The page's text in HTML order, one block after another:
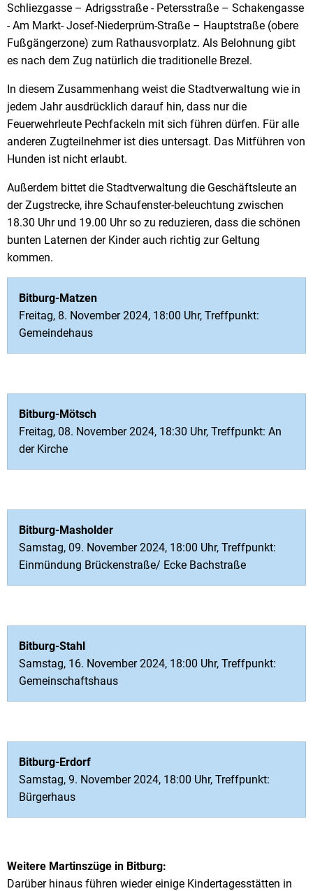
Schliezgasse – Adrigsstraße - Petersstraße – Schakengasse
- Am Markt- Josef-Niederprüm-Straße – Hauptstraße (obere
Fußgängerzone) zum Rathausvorplatz. Als Belohnung gibt
es nach dem Zug natürlich die traditionelle Brezel.
In diesem Zusammenhang weist die Stadtverwaltung wie in
jedem Jahr ausdrücklich darauf hin, dass nur die
Feuerwehrleute Pechfackeln mit sich führen dürfen. Für alle
anderen Zugteilnehmer ist dies untersagt. Das Mitführen von
Hunden ist nicht erlaubt.
Außerdem bittet die Stadtverwaltung die Geschäftsleute an
der Zugstrecke, ihre Schaufenster-beleuchtung zwischen
18.30 Uhr und 19.00 Uhr so zu reduzieren, dass die schönen
bunten Laternen der Kinder auch richtig zur Geltung
kommen.
Bitburg-Matzen
Freitag, 8. November 2024, 18:00 Uhr, Treffpunkt:
Gemeindehaus
Bitburg-Mötsch
Freitag, 08. November 2024, 18:30 Uhr, Treffpunkt: An
der Kirche
Bitburg-Masholder
Samstag, 09. November 2024, 18:00 Uhr, Treffpunkt:
Einmündung Brückenstraße/ Ecke Bachstraße
Bitburg-Stahl
Samstag, 16. November 2024, 18:00 Uhr, Treffpunkt:
Gemeinschaftshaus
Bitburg-Erdorf
Samstag, 9. November 2024, 18:00 Uhr, Treffpunkt:
Bürgerhaus
Weitere Martinszüge in Bitburg:
Darüber hinaus führen wieder einige Kindertagesstätten in